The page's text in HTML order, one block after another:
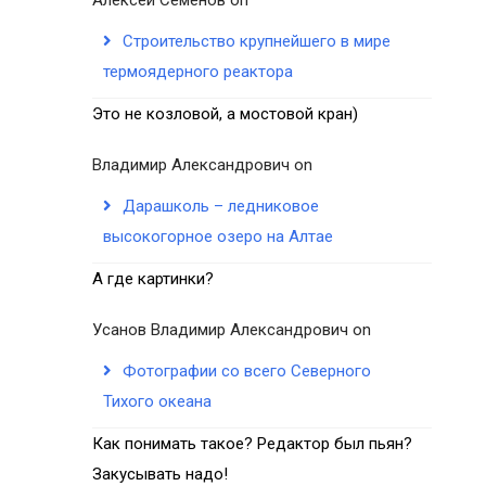
Строительство крупнейшего в мире
термоядерного реактора
Это не козловой, а мостовой кран)
Владимир Александрович on
Дарашколь – ледниковое
высокогорное озеро на Алтае
А где картинки?
Усанов Владимир Александрович on
Фотографии со всего Северного
Тихого океана
Как понимать такое? Редактор был пьян?
Закусывать надо!